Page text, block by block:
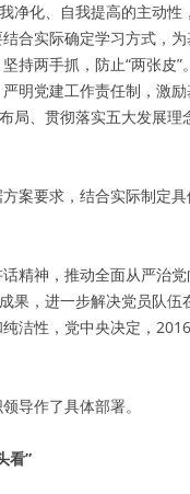
净化、自我提高的主动性
合实际确定学习方式，
持两手抓，防止“两张皮”
明党建工作责任制，激
局、贯彻落实五大发展理
案要求，结合实际制定
精神，推动全面从严治
果，进一步解决党员队伍
洁性，党中央决定，
导作了具体部署。
看”